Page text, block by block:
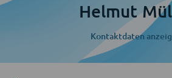
Helmut
Kontaktdaten